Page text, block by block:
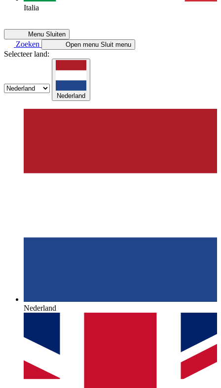
Italia
Menu Sluiten
Zoeken Open menu Sluit menu
Selecteer land:
Nederland
Nederland